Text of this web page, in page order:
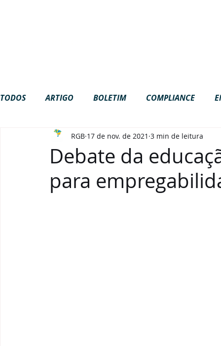
TODOS ARTIGO BOLETIM COMPLIANCE
GOVERNANÇA INTERNACIONAL LGPD
PODCAST VÍDEOS
Debate da
para
RGB 17 de nov. de 2021 3 min de leitura